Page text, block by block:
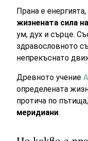
Прана е
жизнената сила
ум, дух и сърце.
здравословното
непрекъснато
Древното учение
определената
протича по
меридиани.